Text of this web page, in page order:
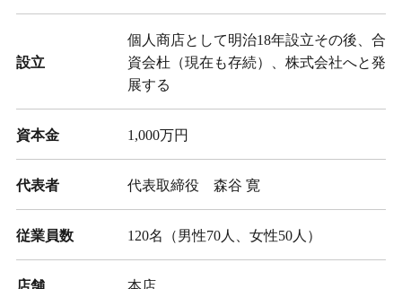
設立
個人商店として明治18年設立その後、合
資会杜（現在も存続）、株式会社へと発
展する
資本金 1,000万円
代表者 代表取締役 森谷 寛
従業員数 120名（男性70人、女性50人）
店舗
本店